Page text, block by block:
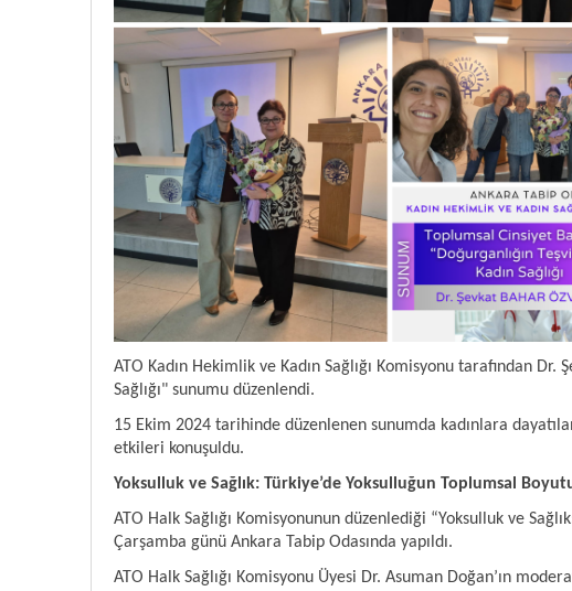
ATO Kadın Hekimlik ve Kadın Sağlığı Komisyonu tarafından Dr.
Sağlığı" sunumu düzenlendi.
15 Ekim 2024 tarihinde düzenlenen sunumda kadınlara
etkileri konuşuldu.
Yoksulluk ve Sağlık: Türkiye’de Yoksulluğun Toplumsal
ATO Halk Sağlığı Komisyonunun düzenlediği “Yoksulluk ve
Çarşamba günü Ankara Tabip Odasında yapıldı.
ATO Halk Sağlığı Komisyonu Üyesi Dr. Asuman Doğan’ın